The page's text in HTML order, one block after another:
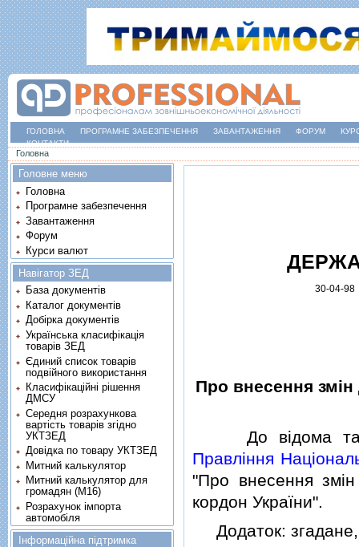
ГОЛОВНА ПРОГРАМНЕ ЗАБЕЗПЕЧЕННЯ ЗАВАНТАЖЕННЯ ФОРУМ
КОНТАКТИ
Ви є тут
Головна
30-04-98
Про внесення
До вiдома та
Правлiння
"Про внесення
кордон України".
Додаток: згадане,
Головне меню
Головна
Програмне забезпечення
Завантаження
Форум
Курси валют
Навігатор ЗЕД
База документів
Каталог документів
Добірка документів
Українська класифікація
товарів ЗЕД
Єдиний список товарів
подвійного використання
Класифікаційні рішення
ДМСУ
Середня розрахункова
вартість товарів згідно
УКТЗЕД
Довідка по товару УКТЗЕД
Митний калькулятор
Митний калькулятор для
громадян (М16)
Розрахунок імпорта
автомобіля
Інформаційна підтримка